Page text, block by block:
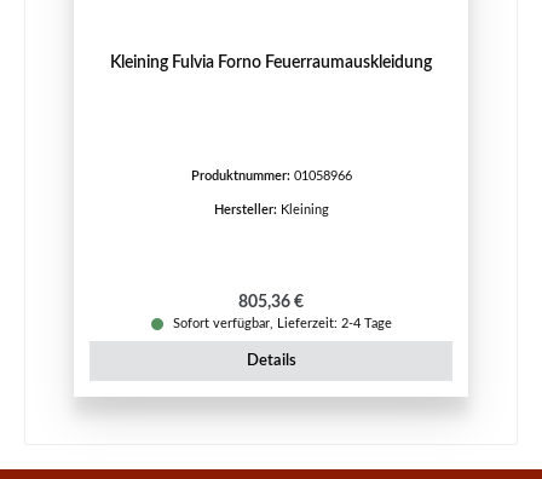
Kleining Fulvia Forno Feuerraumauskleidung
Produktnummer: 01058966
Hersteller: Kleining
Regulärer Preis:
805,36 €
Sofort verfügbar, Lieferzeit: 2-4 Tage
Details